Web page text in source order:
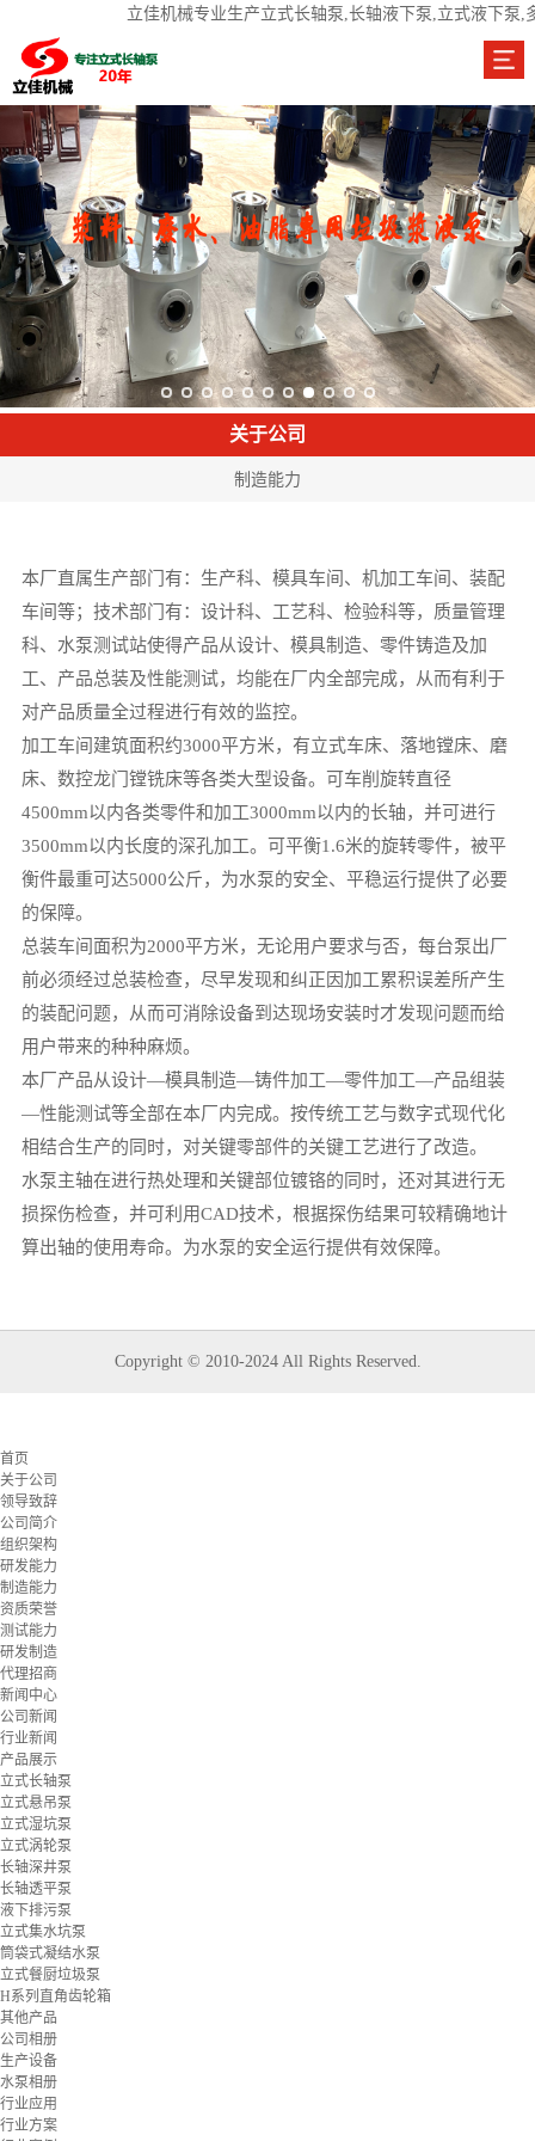
立佳机械专业生产立式长轴泵,长轴液下泵,立式液下
关于公司
制造能力
本厂直属生产部门有：生产科、模具车间、机加工车间、装配
车间等；技术部门有：设计科、工艺科、检验科等，质量管理
科、水泵测试站使得产品从设计、模具制造、零件铸造及加
工、产品总装及性能测试，均能在厂内全部完成，从而有利于
对产品质量全过程进行有效的监控。
加工车间建筑面积约3000平方米，有立式车床、落地镗床、磨
床、数控龙门镗铣床等各类大型设备。可车削旋转直径
4500mm以内各类零件和加工3000mm以内的长轴，并可进行
3500mm以内长度的深孔加工。可平衡1.6米的旋转零件，被平
衡件最重可达5000公斤，为水泵的安全、平稳运行提供了必要
的保障。
总装车间面积为2000平方米，无论用户要求与否，每台泵出厂
前必须经过总装检查，尽早发现和纠正因加工累积误差所产生
的装配问题，从而可消除设备到达现场安装时才发现问题而给
用户带来的种种麻烦。
本厂产品从设计—模具制造—铸件加工—零件加工—产品组装
—性能测试等全部在本厂内完成。按传统工艺与数字式现代化
相结合生产的同时，对关键零部件的关键工艺进行了改造。
水泵主轴在进行热处理和关键部位镀铬的同时，还对其进行无
损探伤检查，并可利用CAD技术，根据探伤结果可较精确地计
算出轴的使用寿命。为水泵的安全运行提供有效保障。
Copyright © 2010-2024 All Rights Reserved.
首页
关于公司
领导致辞
公司简介
组织架构
研发能力
制造能力
资质荣誉
测试能力
研发制造
代理招商
新闻中心
公司新闻
行业新闻
产品展示
立式长轴泵
立式悬吊泵
立式湿坑泵
立式涡轮泵
长轴深井泵
长轴透平泵
液下排污泵
立式集水坑泵
筒袋式凝结水泵
立式餐厨垃圾泵
H系列直角齿轮箱
其他产品
公司相册
生产设备
水泵相册
行业应用
行业方案